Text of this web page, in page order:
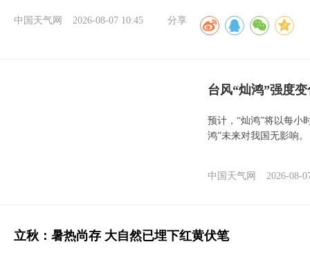
中国天气网 2026-08-07 10:45 分享
台风“灿鸿”强度
预计，“灿鸿”将以每小
鸿”未来对我国无影响。
中国天气网 2026-08-
立秋：暑热尚存 大自然已埋下红黄伏笔